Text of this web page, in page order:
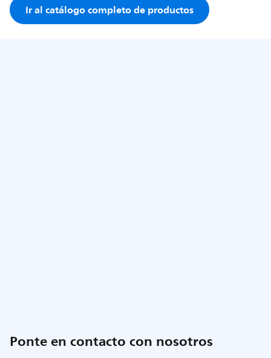
Ir al catálogo completo de productos
Ponte en contacto con nosotros